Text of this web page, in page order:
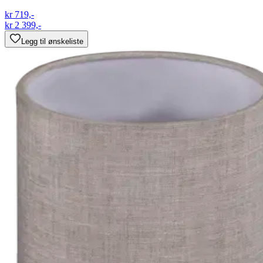
kr 719,-
kr 2 399,-
Legg til ønskeliste